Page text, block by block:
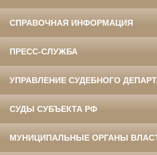
СПРАВОЧНАЯ ИНФОРМАЦИЯ
ПРЕСС-СЛУЖБА
УПРАВЛЕНИЕ СУДЕБНОГО
СУДЫ СУБЪЕКТА РФ
МУНИЦИПАЛЬНЫЕ ОРГАНЫ